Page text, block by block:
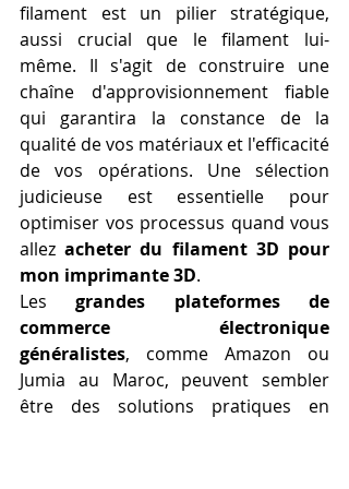
filament est un pilier stratégique,
aussi crucial que le filament lui-
même. Il s'agit de construire une
chaîne d'approvisionnement fiable
qui garantira la constance de la
qualité de vos matériaux et l'efficacité
de vos opérations. Une sélection
judicieuse est essentielle pour
optimiser vos processus quand vous
allez acheter du filament 3D pour
mon imprimante 3D.
Les grandes plateformes de
commerce électronique
généralistes, comme Amazon ou
Jumia au Maroc, peuvent sembler
être des solutions pratiques en